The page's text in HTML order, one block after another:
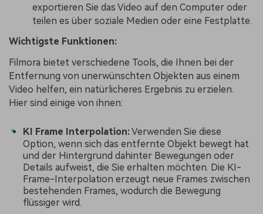
exportieren Sie das Video auf den Computer oder
teilen es über soziale Medien oder eine Festplatte.
Wichtigste Funktionen:
Filmora bietet verschiedene Tools, die Ihnen bei der
Entfernung von unerwünschten Objekten aus einem
Video helfen, ein natürlicheres Ergebnis zu erzielen.
Hier sind einige von ihnen:
KI Frame Interpolation:Verwenden Sie diese
Option, wenn sich das entfernte Objekt bewegt hat
und der Hintergrund dahinter Bewegungen oder
Details aufweist, die Sie erhalten möchten. Die KI-
Frame-Interpolation erzeugt neue Frames zwischen
bestehenden Frames, wodurch die Bewegung
flüssiger wird.